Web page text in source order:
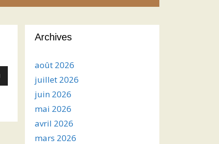
Archives
août 2026
juillet 2026
juin 2026
mai 2026
avril 2026
mars 2026